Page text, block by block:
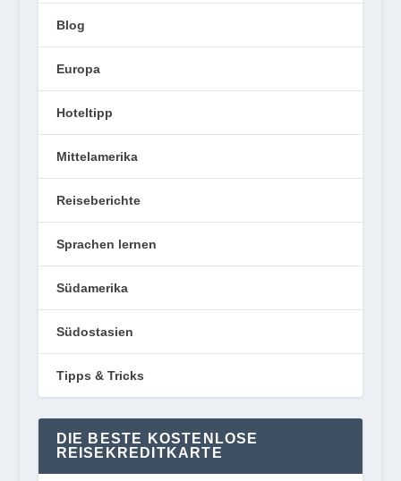
Blog
Europa
Hoteltipp
Mittelamerika
Reiseberichte
Sprachen lernen
Südamerika
Südostasien
Tipps & Tricks
DIE BESTE KOSTENLOSE
REISEKREDITKARTE